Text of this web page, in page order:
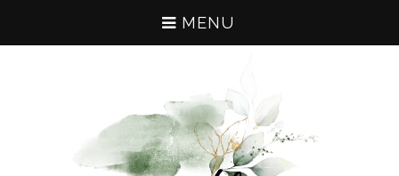
MENU